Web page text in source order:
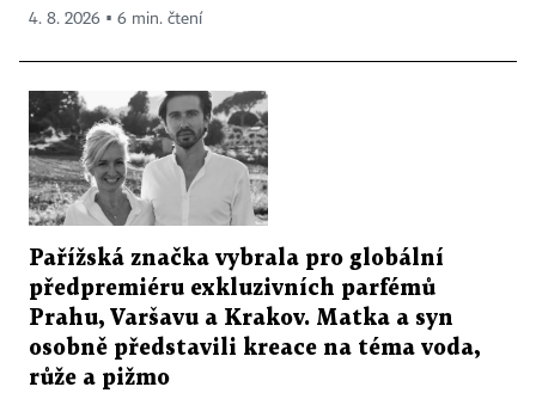
4. 8. 2026 ▪ 6 min. čtení
Pařížská značka vybrala pro globální
předpremiéru exkluzivních parfémů
Prahu, Varšavu a Krakov. Matka a syn
osobně představili kreace na téma voda,
růže a pižmo